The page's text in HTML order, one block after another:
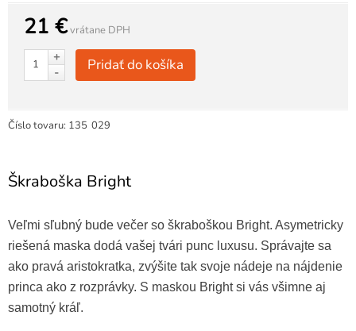
21 €vrátane DPH
+
-
Pridať do košíka
Číslo tovaru: 135 029
Škraboška Bright
Veľmi sľubný bude večer so škraboškou Bright. Asymetricky
riešená maska dodá vašej tvári punc luxusu. Správajte sa
ako pravá aristokratka, zvýšite tak svoje nádeje na nájdenie
princa ako z rozprávky. S maskou Bright si vás všimne aj
samotný kráľ.